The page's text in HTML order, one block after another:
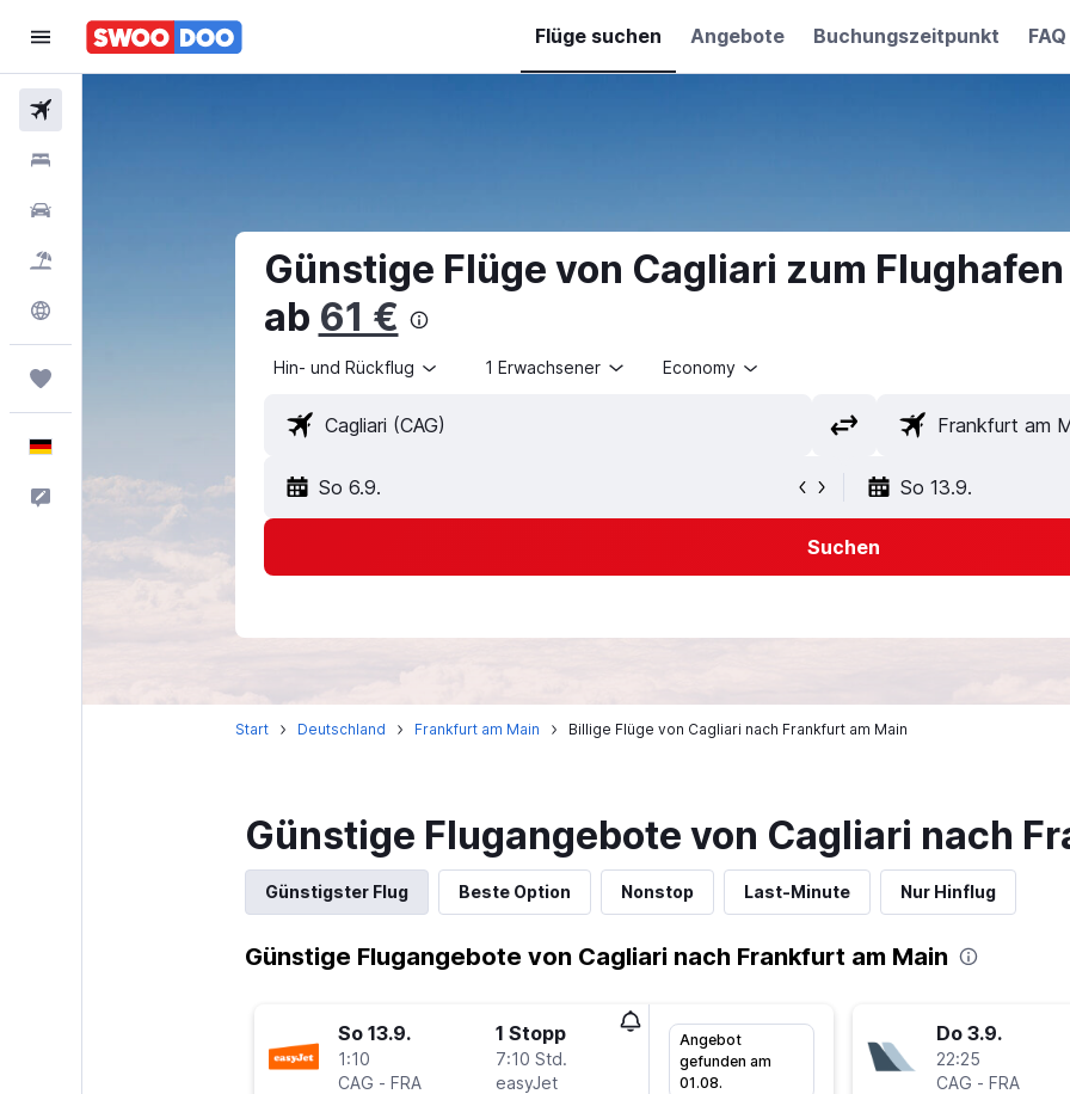
Flüge suchen Angebote Buchungszeitpunkt FAQ
Günstige Flüge von Cagliari zum
ab 61 €
Hin- und Rückflug 1 Erwachsener Economy
So 6.9. So 13.9.
Suchen
Start Deutschland Frankfurt am Main Billige Flüge von Cagliari nach Frankfurt am Main
Günstige Flugangebote von Cagliari nach
Günstigster Flug Beste Option Nonstop Last-Minute Nur Hinflug
Günstige Flugangebote von Cagliari nach Frankfurt am Main
So 13.9.
1:10
CAG - FRA
1 Stopp
7:10 Std.
easyJet
Angebot
gefunden am
01.08.
Do 3.9.
22:25
CAG - FRA